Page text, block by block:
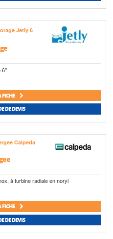
FICHE
DE DEVIS
à turbine radiale en noryl
FICHE
DE DEVIS